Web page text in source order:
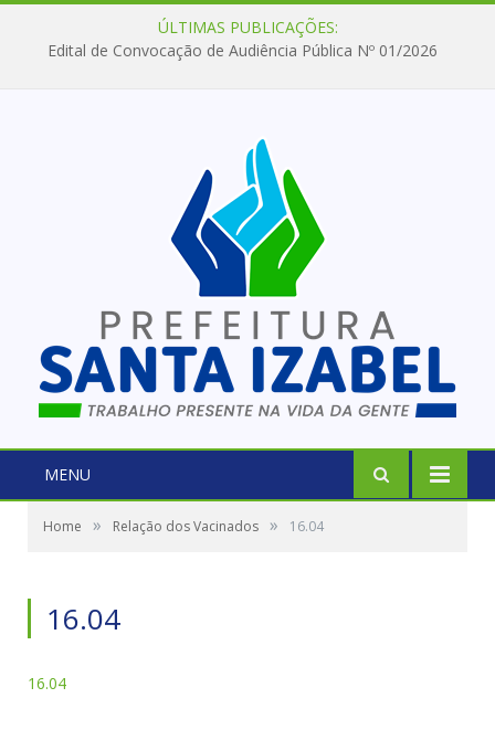
ÚLTIMAS PUBLICAÇÕES:
Edital de Convocação de Audiência Pública Nº 01/2026
MENU
Home » Relação dos Vacinados » 16.04
16.04
16.04